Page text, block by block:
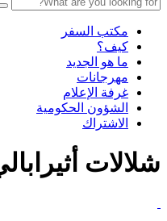
مكتب السفر
كيف؟
ما هو الجديد
مهرجانات
غرفة الإعلام
الشؤون الحكومية
الاشتراك
شلالات